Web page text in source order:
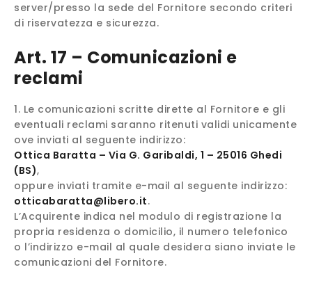
server/presso la sede del Fornitore secondo criteri
di riservatezza e sicurezza.
Art. 17 – Comunicazioni e
reclami
Le comunicazioni scritte dirette al Fornitore e gli
eventuali reclami saranno ritenuti validi unicamente
ove inviati al seguente indirizzo:
Ottica Baratta – Via G. Garibaldi, 1 – 25016 Ghedi
(BS),
oppure inviati tramite e-mail al seguente indirizzo:
otticabaratta@libero.it.
L’Acquirente indica nel modulo di registrazione la
propria residenza o domicilio, il numero telefonico
o l’indirizzo e-mail al quale desidera siano inviate le
comunicazioni del Fornitore.